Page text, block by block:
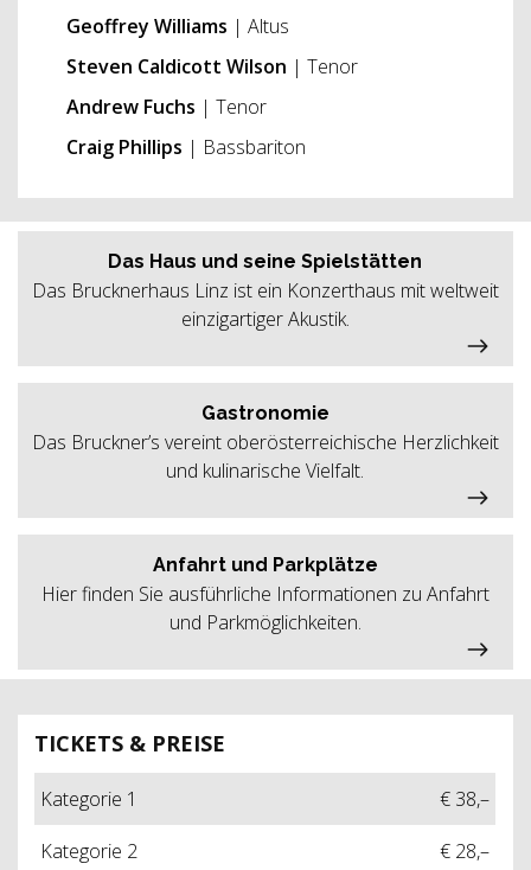
Geoffrey Williams | Altus
Steven Caldicott Wilson | Tenor
Andrew Fuchs | Tenor
Craig Phillips | Bassbariton
TICKETS & PREISE
Kategorie 1
€ 38,–
Kategorie 2
€ 28,–
Das Haus und seine Spielstätten
Das Brucknerhaus Linz ist ein Konzerthaus mit weltweit
einzigartiger Akustik.
Gastronomie
Das Bruckner’s vereint oberösterreichische Herzlichkeit
und kulinarische Vielfalt.
Anfahrt und Parkplätze
Hier finden Sie ausführliche Informationen zu Anfahrt
und Parkmöglichkeiten.